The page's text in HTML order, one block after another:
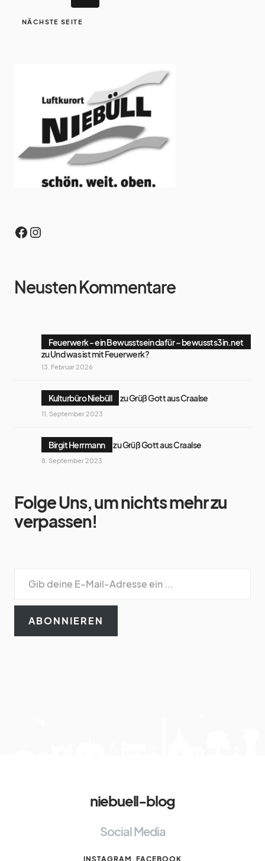
NÄCHSTE SEITE
Neusten Kommentare
Feuerwerk - ein Bewusstsein dafür ~ bewussts3in.net
zuUnd was ist mit Feuerwerk?
13. Februar 2026
Kulturbüro Niebüll zuGrüß Gott aus Craalse
11. September 2023
Birgit Herrmann zuGrüß Gott aus Craalse
8. September 2023
Folge Uns, um nichts mehr zu
verpassen!
ABONNIEREN
niebuell-blog
Social Media
INSTAGRAM FACEBOOK